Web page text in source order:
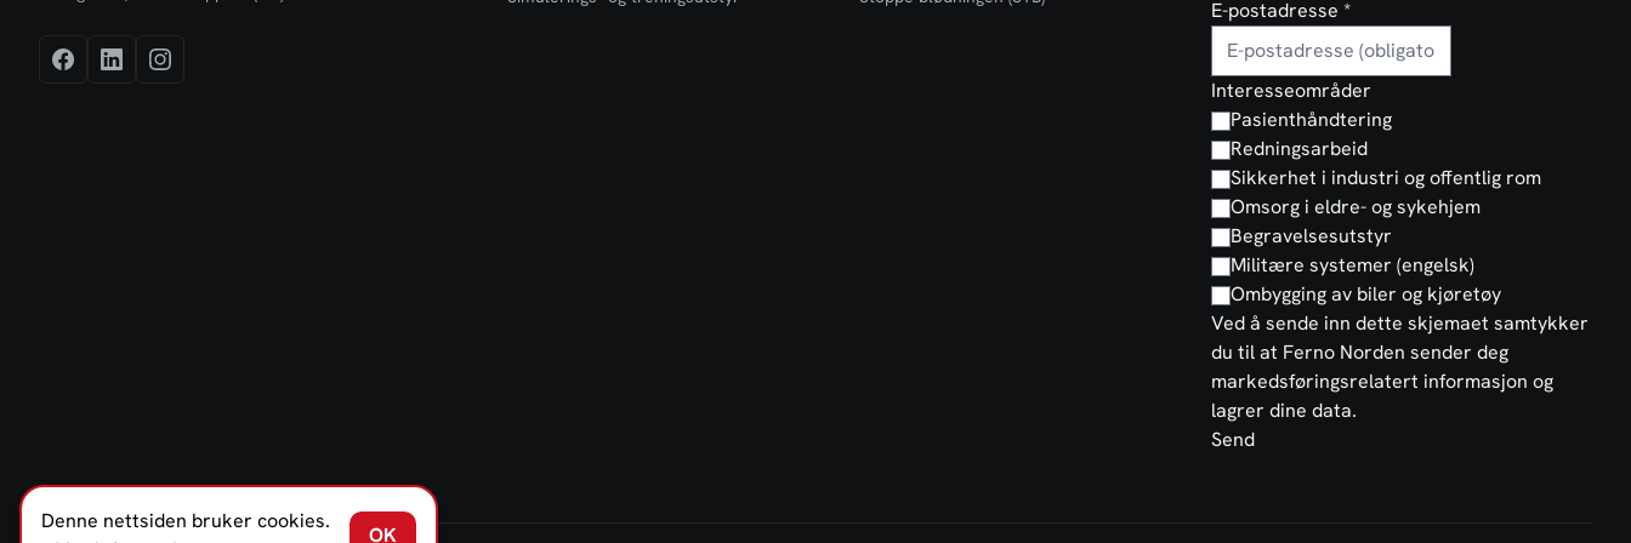
E-postadresse *
Interesseområder
Pasienthåndtering
Redningsarbeid
Sikkerhet i industri og offentlig rom
Omsorg i eldre- og sykehjem
Begravelsesutstyr
Militære systemer (engelsk)
Ombygging av biler og kjøretøy
Ved å sende inn dette skjemaet samtykker
du til at Ferno Norden sender deg
markedsføringsrelatert informasjon og
lagrer dine data.
Send
Denne nettsiden bruker cookies.
OK